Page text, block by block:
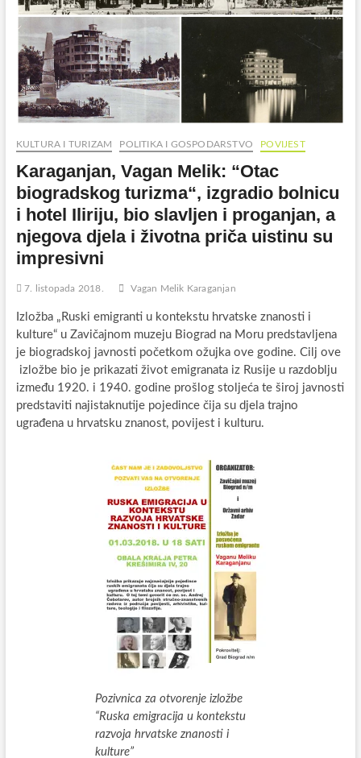
KULTURA I TURIZAM POLITIKA I GOSPODARSTVO POVIJEST
Karaganjan, Vagan Melik: “Otac
biogradskog turizma“, izgradio bolnicu
i hotel Iliriju, bio slavljen i proganjan, a
njegova djela i životna priča uistinu su
impresivni
7. listopada 2018. Vagan Melik Karaganjan
Izložba „Ruski emigranti u kontekstu hrvatske znanosti i
kulture“ u Zavičajnom muzeju Biograd na Moru predstavljena
je biogradskoj javnosti početkom ožujka ove godine. Cilj ove
izložbe bio je prikazati život emigranata iz Rusije u razdoblju
između 1920. i 1940. godine prošlog stoljeća te široj javnosti
predstaviti najistaknutije pojedince čija su djela trajno
ugrađena u hrvatsku znanost, povijest i kulturu.
Pozivnica za otvorenje izložbe
“Ruska emigracija u kontekstu
razvoja hrvatske znanosti i
kulture”